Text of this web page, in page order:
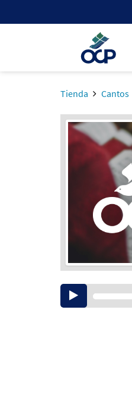
Tienda Cantos